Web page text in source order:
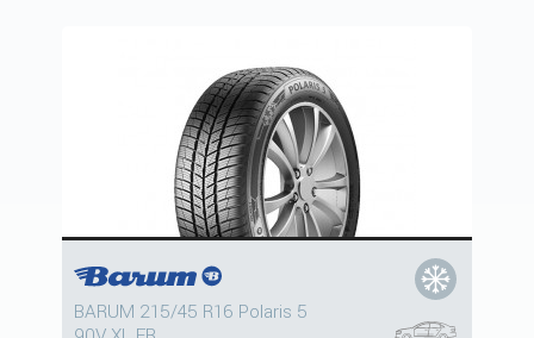
BARUM 215/45 R16 Polaris 5